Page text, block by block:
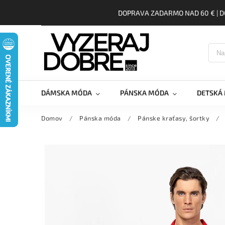
DOPRAVA ZADARMO NAD 60 € |
DÁMSKA MÓDA PÁNSKA MÓDA
Domov / Pánska móda / Pánske kraťasy, šortky /